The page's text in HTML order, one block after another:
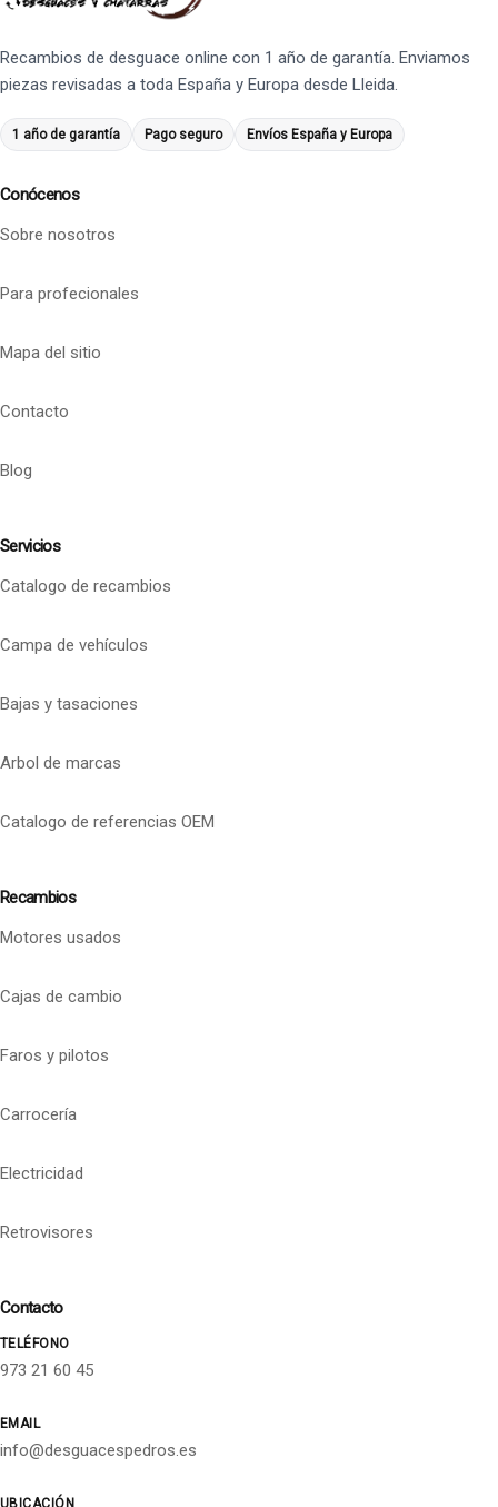
Recambios de desguace online con 1 año de garantía. Enviamos
piezas revisadas a toda España y Europa desde Lleida.
1 año de garantía Pago seguro Envíos España y Europa
Conócenos
Sobre nosotros
Para profecionales
Mapa del sitio
Contacto
Blog
Servicios
Catalogo de recambios
Campa de vehículos
Bajas y tasaciones
Arbol de marcas
Catalogo de referencias OEM
Recambios
Motores usados
Cajas de cambio
Faros y pilotos
Carrocería
Electricidad
Retrovisores
Contacto
TELÉFONO
973 21 60 45
EMAIL
info@desguacespedros.es
UBICACIÓN